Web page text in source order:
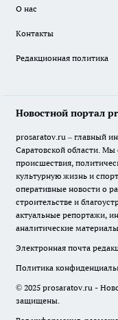
О нас
Контакты
Редакционная политика
Новостной портал
prosaratov.ru – главный
Саратовской области.
происшествия,
культурную жизнь и
оперативные новости о
строительстве и
актуальные репортажи,
аналитические
Электронная почта
Политика
© 2025 prosaratov.ru -
защищены.